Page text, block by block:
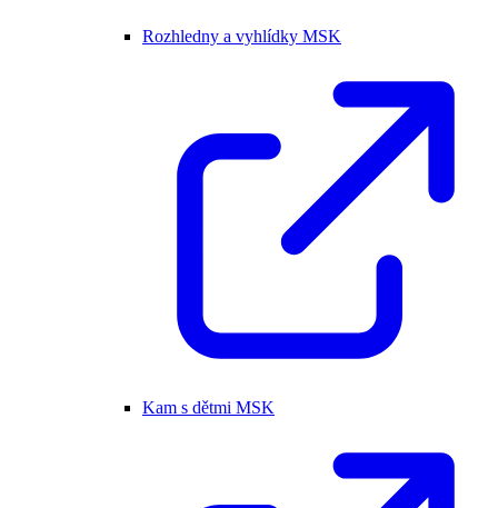
Rozhledny a vyhlídky MSK
Kam s dětmi MSK